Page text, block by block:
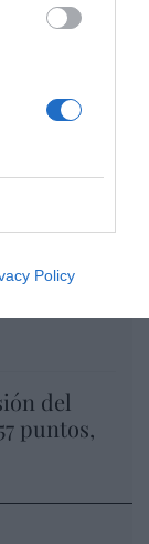
Policy
importan
pleitos
del
puntos,